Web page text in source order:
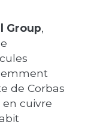
Group,
de Corbas
cuivre